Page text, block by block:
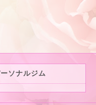
ソナルジム